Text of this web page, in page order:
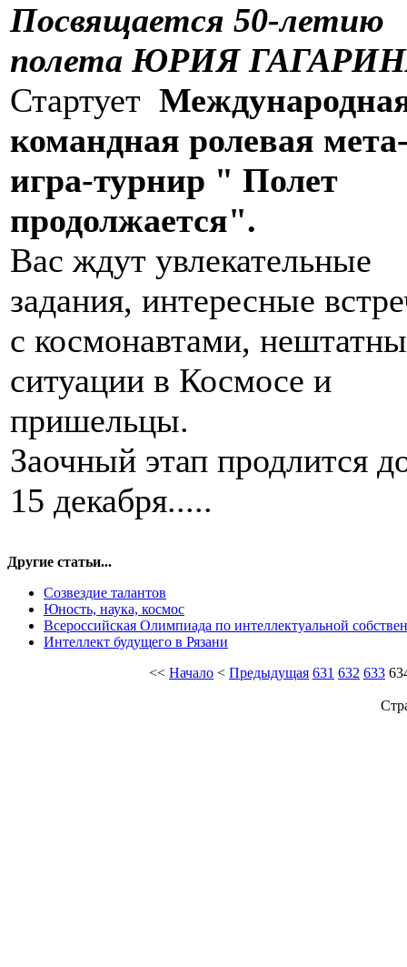
Посвящается 50-летию
полета ЮРИЯ
Стартует
командная ролевая
игра-турнир " Полет
продолжается".
Вас ждут увлекательные
задания, интересные
с космонавтами,
ситуации в Космосе и
пришельцы.
Заочный этап продлится
15 декабря.....
Другие статьи...
Созвездие талантов
Юность, наука, космос
Всероссийская Олимпиада по интеллектуальной
Интеллект будущего в Рязани
<< Начало < Предыдущая 631 632 633